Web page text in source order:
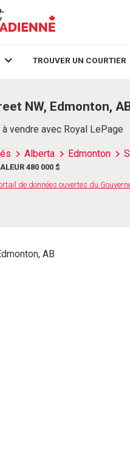
TROUVER UN COURTIER
NW, Edmonton,
vendre avec Royal LePage
Alberta Edmonton
480 000 $
de données ouvertes du